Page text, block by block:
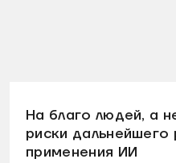
На благо людей, а
риски дальнейшего
применения ИИ